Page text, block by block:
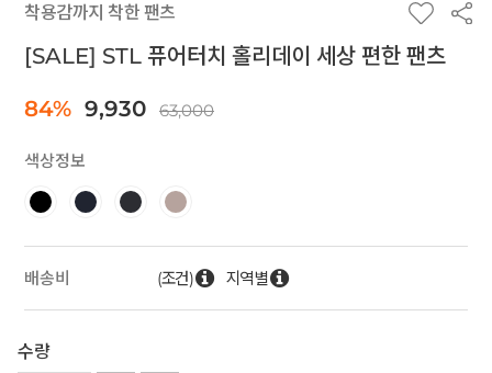
착용감까지 착한 팬츠
[SALE] STL 퓨어터치 홀리데이 세상 편한 팬츠
84% 9,930 63,000
색상정보
배송비 (조건) 지역별
수량